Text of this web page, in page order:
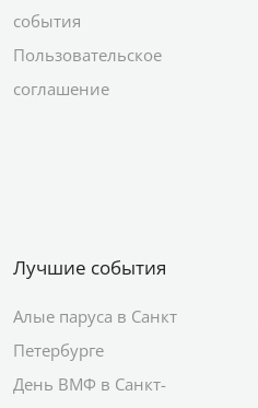
события
Пользовательское
соглашение
Лучшие события
Алые паруса в Санкт
Петербурге
День ВМФ в Санкт-